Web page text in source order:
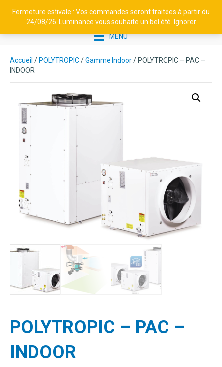
Fermeture estivale : Vos commandes seront traitées à partir du
24/08/26. Luminance vous souhaite un bel été.
Ignorer
SQUARE N°4
1149,38
€ AJOUTER
MENU
Accueil / POLYTROPIC/Gamme Indoor/ POLYTROPIC – PAC –
INDOOR
POLYTROPIC – PAC –
INDOOR